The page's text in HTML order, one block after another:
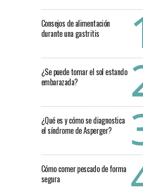
Consejos de alimentación
durante una gastritis
¿Se puede tomar el sol estando
embarazada?
¿Qué es y cómo se diagnostica
el síndrome de Asperger?
Cómo comer pescado de forma
segura